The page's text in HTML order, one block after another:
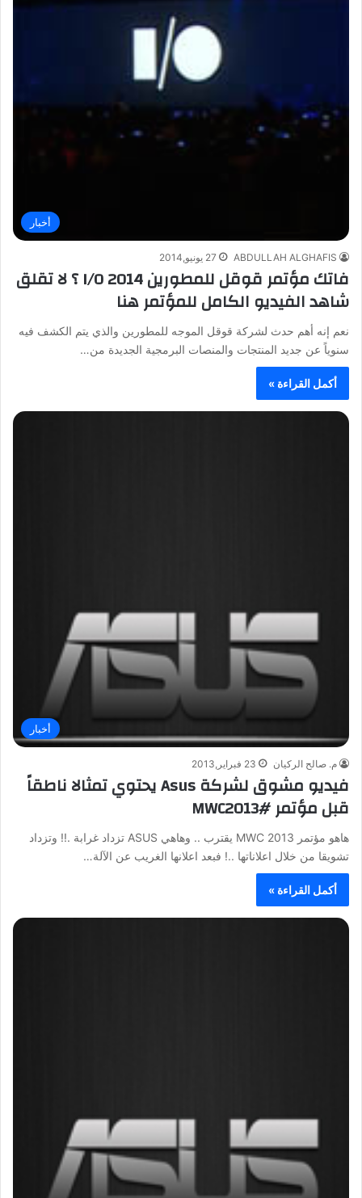
أخبار
ABDULLAH ALGHAFIS 27 يونيو,2014
فاتك مؤتمر قوقل للمطورين I/O 2014 ؟ لا تقلق
شاهد الفيديو الكامل للمؤتمر هنا
نعم إنه أهم حدث لشركة قوقل الموجه للمطورين والذي يتم الكشف فيه
سنوياً عن جديد المنتجات والمنصات البرمجية الجديدة من…
أكمل القراءة »
أخبار
م. صالح الركيان 23 فبراير,2013
فيديو مشوق لشركة Asus يحتوي تمثالا ناطقاً
قبل مؤتمر #MWC2013
هاهو مؤتمر MWC 2013 يقترب .. وهاهي ASUS تزداد غرابة .!! وتزداد
تشويقا من خلال اعلاناتها ..! فبعد اعلانها الغريب عن الآلة…
أكمل القراءة »